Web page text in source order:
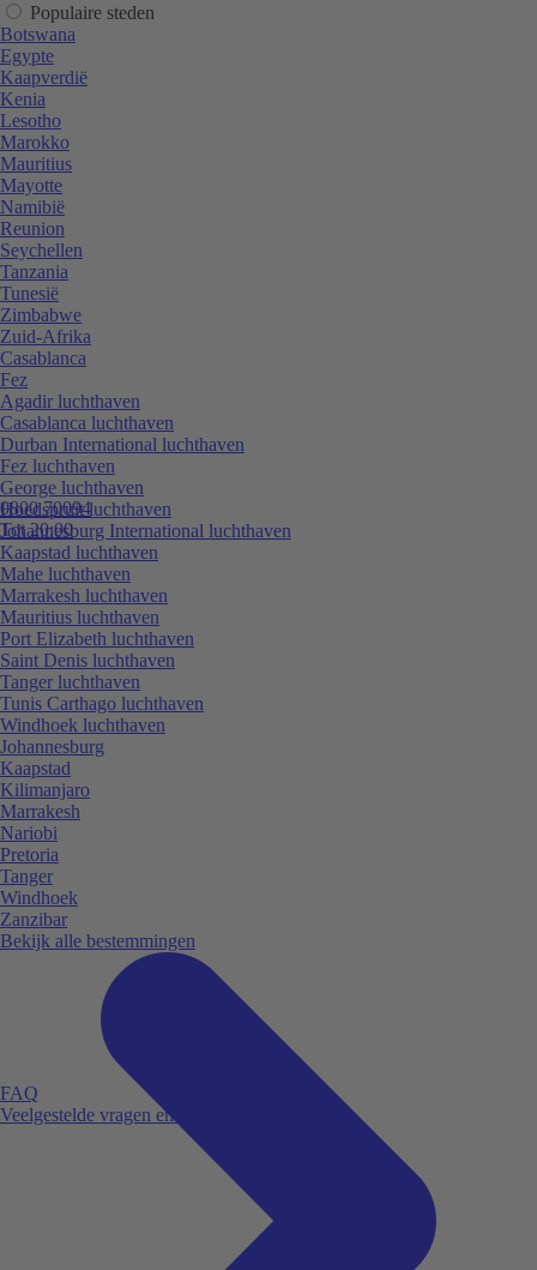
0800 70094
Tot 20:00
FAQ
Veelgestelde vragen en antwoorden.
Populaire steden
Botswana
Egypte
Kaapverdië
Kenia
Lesotho
Marokko
Mauritius
Mayotte
Namibië
Reunion
Seychellen
Tanzania
Tunesië
Zimbabwe
Zuid-Afrika
Casablanca
Fez
Agadir luchthaven
Casablanca luchthaven
Durban International luchthaven
Fez luchthaven
George luchthaven
Hoedspruit luchthaven
Johannesburg International luchthaven
Kaapstad luchthaven
Mahe luchthaven
Marrakesh luchthaven
Mauritius luchthaven
Port Elizabeth luchthaven
Saint Denis luchthaven
Tanger luchthaven
Tunis Carthago luchthaven
Windhoek luchthaven
Johannesburg
Kaapstad
Kilimanjaro
Marrakesh
Nariobi
Pretoria
Tanger
Windhoek
Zanzibar
Bekijk alle bestemmingen